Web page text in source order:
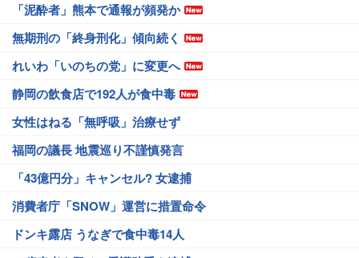
「泥酔者」熊本で通報が頻発か
無期刑の「終身刑化」傾向続く
れいわ「いのちの党」に変更へ
静岡の飲食店で192人が食中毒
女性はねる「無呼吸」治療せず
福岡の議長 地震巡り不謹慎発言
「43億円分」キャンセル? 女逮捕
消費者庁「SNOW」運営に措置命令
ドンキ露店 うなぎで食中毒14人